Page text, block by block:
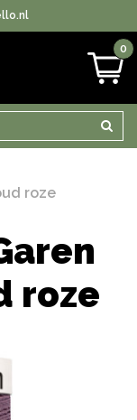
0
roze
roze